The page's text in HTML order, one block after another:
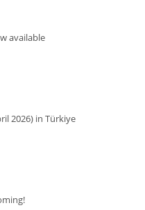
available
2026) in Türkiye